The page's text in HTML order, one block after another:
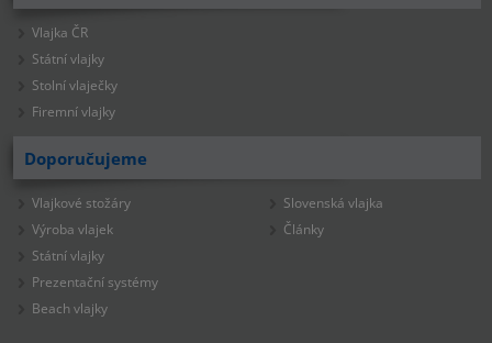
Vlajka ČR
Státní vlajky
Stolní vlaječky
Firemní vlajky
Doporučujeme
Vlajkové stožáry
Výroba vlajek
Státní vlajky
Prezentační systémy
Beach vlajky
Slovenská vlajka
Články